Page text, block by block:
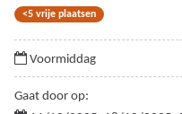
<5 vrije plaatsen
Voormiddag
Gaat door op: